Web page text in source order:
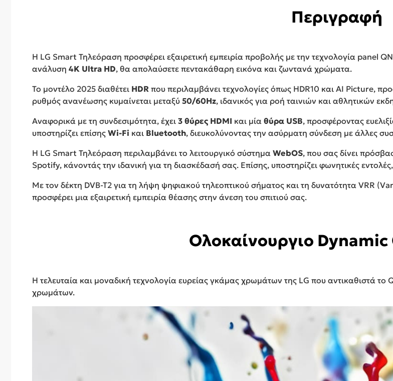
Περιγραφή
Η LG Smart Τηλεόραση προσφέρει εξαιρετική εμπειρία προβολής με την τεχνολογία panel
ανάλυση 4K Ultra HD, θα απολαύσετε πεντακάθαρη εικόνα και ζωντανά χρώματα.
Το μοντέλο 2025 διαθέτει HDR που περιλαμβάνει τεχνολογίες όπως HDR10 και AI Picture,
ρυθμός ανανέωσης κυμαίνεται μεταξύ 50/60Hz, ιδανικός για ροή ταινιών και αθλητικών
Αναφορικά με τη συνδεσιμότητα, έχει 3 θύρες HDMI και μία θύρα USB, προσφέροντας
υποστηρίζει επίσης Wi-Fi και Bluetooth, διευκολύνοντας την ασύρματη σύνδεση με άλλες
Η LG Smart Τηλεόραση περιλαμβάνει το λειτουργικό σύστημα WebOS, που σας δίνει
Spotify, κάνοντάς την ιδανική για τη διασκέδασή σας. Επίσης, υποστηρίζει φωνητικές
Με τον δέκτη DVB-T2 για τη λήψη ψηφιακού τηλεοπτικού σήματος και τη δυνατότητα VRR
προσφέρει μια εξαιρετική εμπειρία θέασης στην άνεση του σπιτιού σας.
Ολοκαίνουργιο Dynamic
Η τελευταία και μοναδική τεχνολογία ευρείας γκάμας χρωμάτων της LG που αντικαθιστά
χρωμάτων.